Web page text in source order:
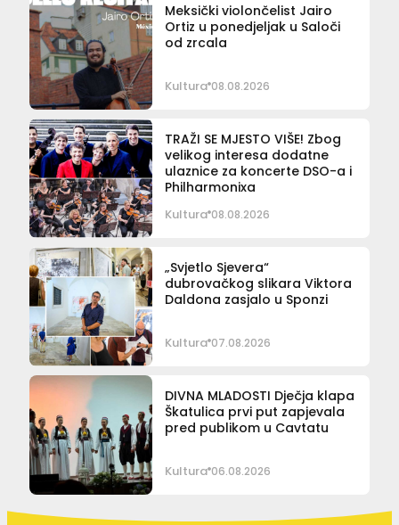
Meksički violončelist Jairo
Ortiz u ponedjeljak u Saloči
od zrcala
Kultura 08.08.2026
TRAŽI SE MJESTO VIŠE! Zbog
velikog interesa dodatne
ulaznice za koncerte DSO-a i
Philharmonixa
Kultura 08.08.2026
„Svjetlo Sjevera“
dubrovačkog slikara Viktora
Daldona zasjalo u Sponzi
Kultura 07.08.2026
DIVNA MLADOSTI Dječja klapa
Škatulica prvi put zapjevala
pred publikom u Cavtatu
Kultura 06.08.2026